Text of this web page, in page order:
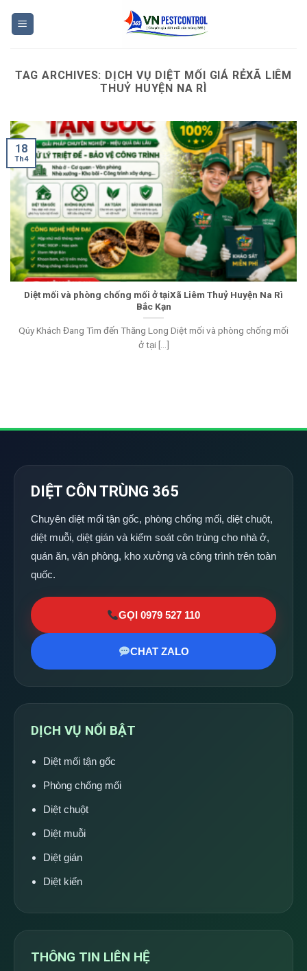
TAG ARCHIVES: DỊCH VỤ DIỆT MỐI GIÁ RẺXÃ LIÊM
THUỶ HUYỆN NA RÌ
Diệt mối và phòng chống mối ở tạiXã Liêm Thuỷ Huyện Na Rì
Bắc Kạn
Qúy Khách Đang Tìm đến Thăng Long Diệt mối và phòng chống mối
ở tại [...]
18
Th4
DIỆT CÔN TRÙNG 365
Chuyên diệt mối tận gốc, phòng chống mối, diệt chuột,
diệt muỗi, diệt gián và kiểm soát côn trùng cho nhà ở,
quán ăn, văn phòng, kho xưởng và công trình trên toàn
quốc.
GỌI 0979 527 110
CHAT ZALO
DỊCH VỤ NỔI BẬT
Diệt mối tận gốc
Phòng chống mối
Diệt chuột
Diệt muỗi
Diệt gián
Diệt kiến
THÔNG TIN LIÊN HỆ